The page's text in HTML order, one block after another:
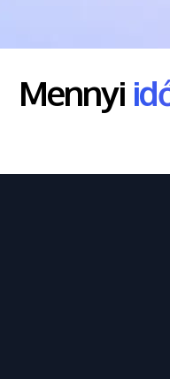
Mennyi